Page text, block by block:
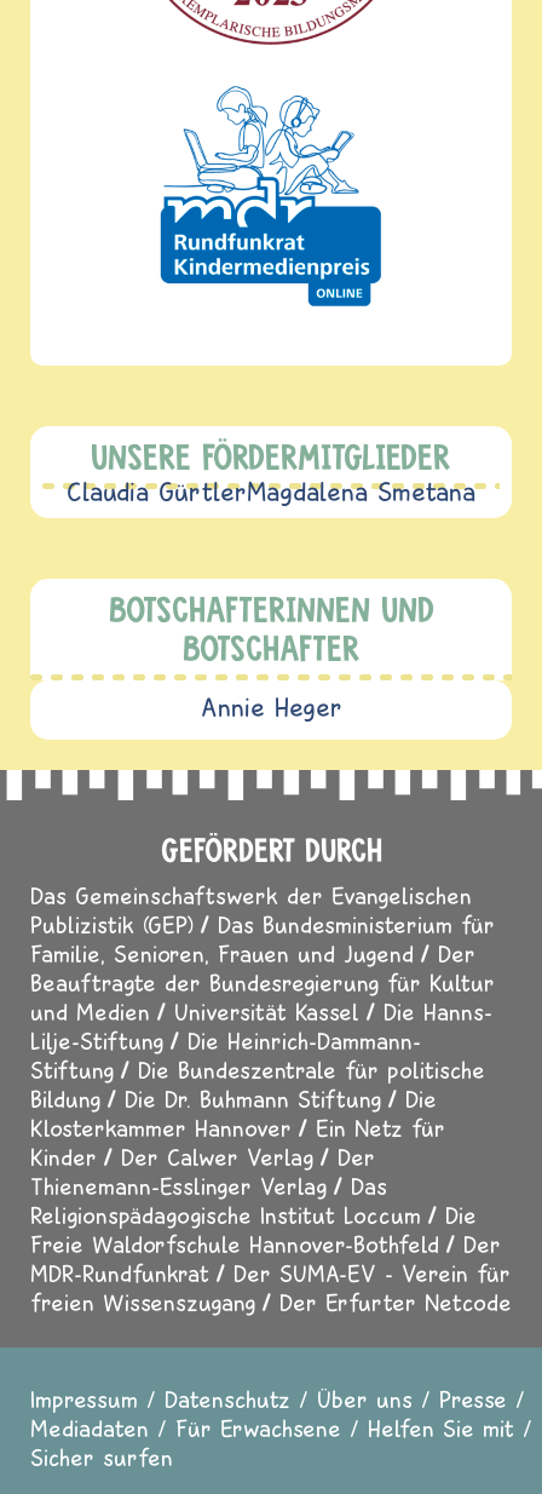
UNSERE FÖRDERMITGLIEDER
Claudia GürtlerMagdalena Smetana
BOTSCHAFTERINNEN UND
BOTSCHAFTER
Annie Heger
GEFÖRDERT DURCH
Das Gemeinschaftswerk der Evangelischen
Publizistik (GEP)
Das Bundesministerium für
Familie, Senioren, Frauen und Jugend
Der
Beauftragte der Bundesregierung für Kultur
und Medien
Universität Kassel
Die Hanns-
Lilje-Stiftung
Die Heinrich-Dammann-
Stiftung
Die Bundeszentrale für politische
Bildung
Die Dr. Buhmann Stiftung
Die
Klosterkammer Hannover
Ein Netz für
Kinder
Der Calwer Verlag
Der
Thienemann-Esslinger Verlag
Das
Religionspädagogische Institut Loccum
Die
Freie Waldorfschule Hannover-Bothfeld
Der
MDR-Rundfunkrat
Der SUMA-EV - Verein für
freien Wissenszugang
Der Erfurter Netcode
Fußzeile
Impressum Datenschutz Über uns
Presse
Mediadaten
Für Erwachsene
Helfen Sie mit
Sicher surfen